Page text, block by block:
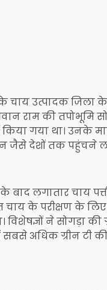
चाय उत्पादक जिला
राम की तपोभूमि
गया था। उनके
जैसे देशों तक पहुंचने
लगातार चाय
चाय के परीक्षण के
विशेषज्ञों ने सोगड़ा
में सबसे अधिक ग्रीन